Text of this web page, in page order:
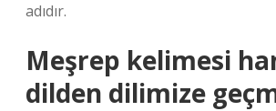
adıdır.
Meşrep kelimesi
dilden dilimize